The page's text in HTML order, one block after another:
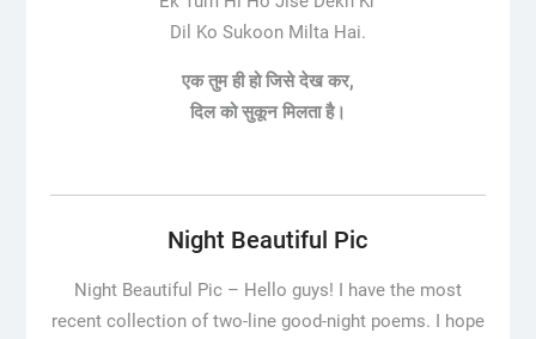
Dil Ko Sukoon Milta Hai.
एक तुम ही हो जिसे देख कर,
दिल को सुकून मिलता है।
Night Beautiful Pic
Night Beautiful Pic – Hello guys! I have the most
recent collection of two-line good-night poems. I hope